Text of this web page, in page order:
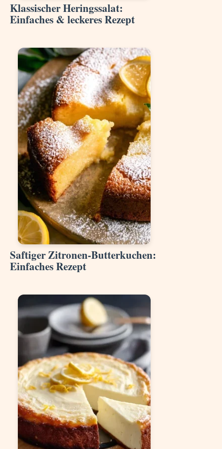
Klassischer Heringssalat:
Einfaches & leckeres Rezept
Saftiger Zitronen-Butterkuchen:
Einfaches Rezept